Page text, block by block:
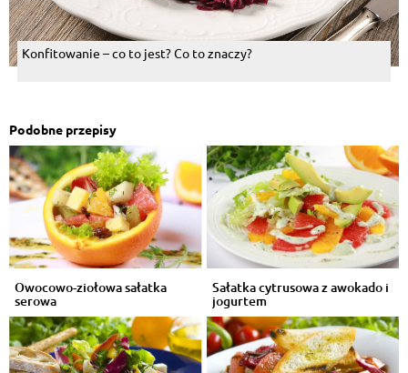
Konfitowanie – co to jest? Co to znaczy?
Podobne przepisy
Owocowo-ziołowa sałatka
serowa
Sałatka cytrusowa z awokado i
jogurtem